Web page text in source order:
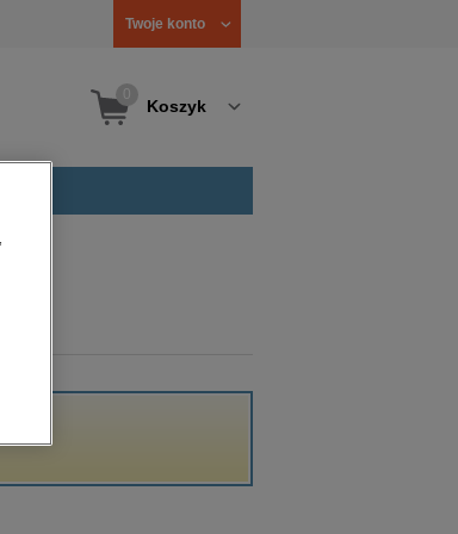
Twoje konto
Koszyk